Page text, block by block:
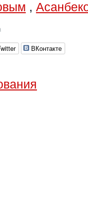
,
ВКонтакте